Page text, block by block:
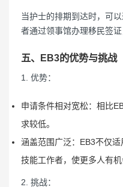
当护士的排期到达时，可
者通过领事馆办理移民签证
五、EB3的优势与挑战
1. 优势：
申请条件相对宽松：相比
求较低。
涵盖范围广泛：EB3不仅
技能工作者，使更多人有机
2. 挑战：